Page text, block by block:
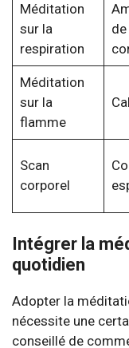
Méditation
sur la
respiration
Méditation
sur la
flamme
Scan
corporel
Intégrer la
quotidien
Adopter la
nécessite une
conseillé de